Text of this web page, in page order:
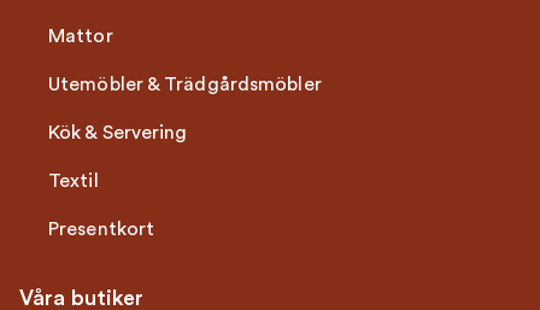
Mattor
Utemöbler & Trädgårdsmöbler
Kök & Servering
Textil
Presentkort
Våra butiker